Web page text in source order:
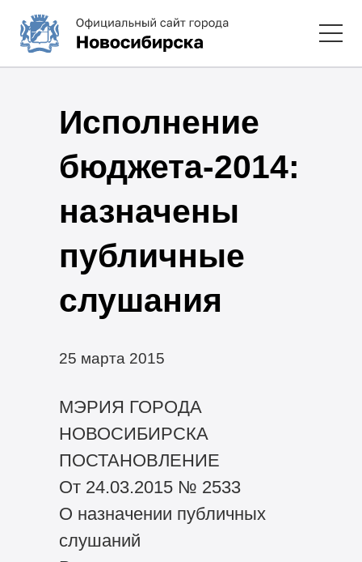
Исполнение
бюджета-2014:
назначены
публичные
слушания
25 марта 2015
МЭРИЯ ГОРОДА
НОВОСИБИРСКА
ПОСТАНОВЛЕНИЕ
От 24.03.2015 № 2533
О назначении публичных
слушаний